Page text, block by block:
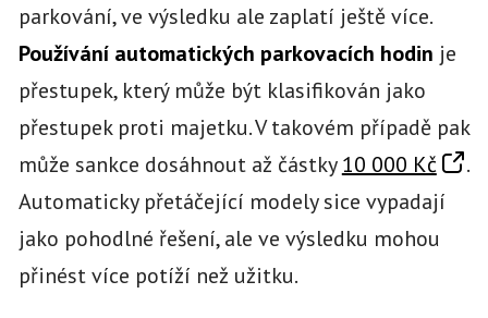
parkování, ve výsledku ale zaplatí ještě více.
Používání automatických parkovacích hodin je
přestupek, který může být klasifikován jako
přestupek proti majetku. V takovém případě pak
může sankce dosáhnout až částky10 000 Kč
.
Automaticky přetáčející modely sice vypadají
jako pohodlné řešení, ale ve výsledku mohou
přinést více potíží než užitku.